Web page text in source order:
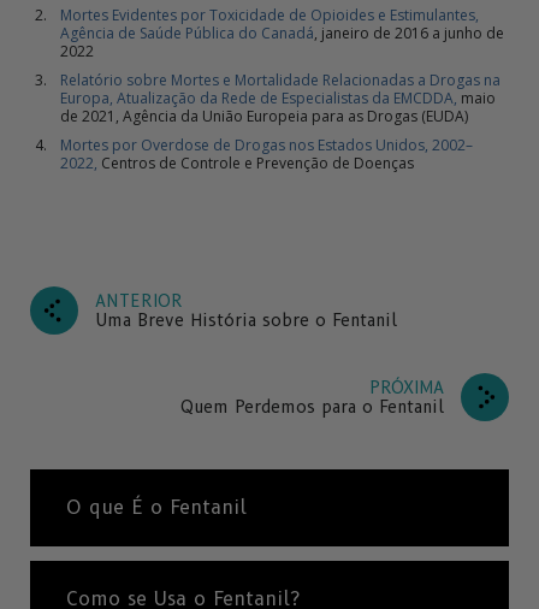
Mortes Evidentes por Toxicidade de Opioides e Estimulantes,
Agência de Saúde Pública do Canadá, janeiro de 2016 a junho de
2022
Relatório sobre Mortes e Mortalidade Relacionadas a Drogas na
Europa, Atualização da Rede de Especialistas da EMCDDA, maio
de 2021, Agência da União Europeia para as Drogas (EUDA)
Mortes por Overdose de Drogas nos Estados Unidos, 2002–
2022, Centros de Controle e Prevenção de Doenças
ANTERIOR
Uma Breve História sobre o Fentanil
PRÓXIMA
Quem Perdemos para o Fentanil
O que É o Fentanil
Como se Usa o Fentanil?